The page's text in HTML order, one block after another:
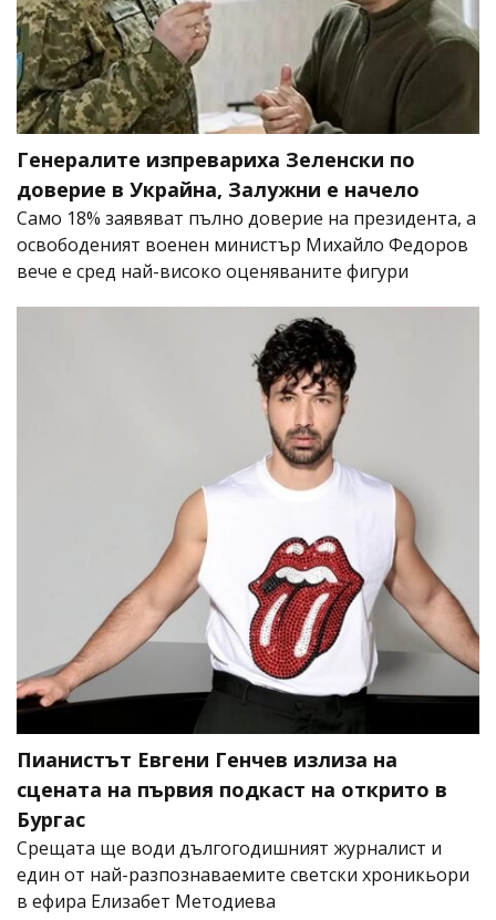
Генералите изпревариха Зеленски по
доверие в Украйна, Залужни е начело
Само 18% заявяват пълно доверие на президента, а
освободеният военен министър Михайло Федоров
вече е сред най-високо оценяваните фигури
Пианистът Евгени Генчев излиза на
сцената на първия подкаст на открито в
Бургас
Срещата ще води дългогодишният журналист и
един от най-разпознаваемите светски хроникьори
в ефира Елизабет Методиева